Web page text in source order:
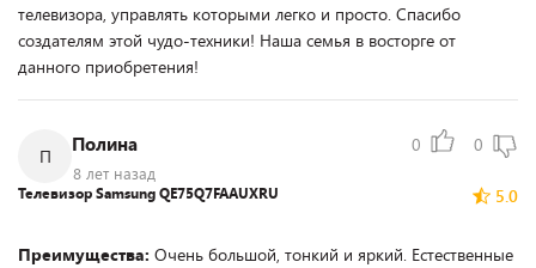
телевизора, управлять которыми легко и просто. Спасибо
создателям этой чудо-техники! Наша семья в восторге от
данного приобретения!
П
Полина
8 лет назад
0 0
5.0
Телевизор Samsung QE75Q7FAAUXRU
Преимущества: Очень большой, тонкий и яркий. Естественные